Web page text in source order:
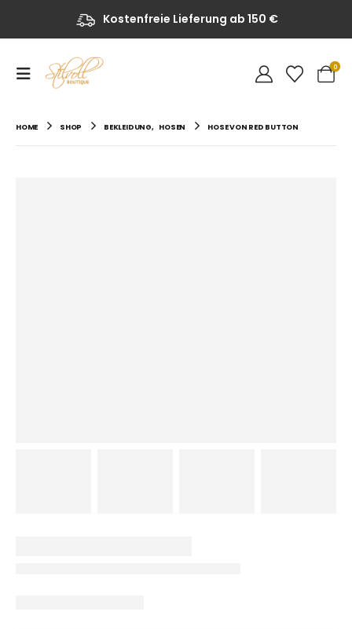
Kostenfreie Lieferung ab 150 €
0
HOME SHOP BEKLEIDUNG, HOSEN HOSE VON RED BUTTON